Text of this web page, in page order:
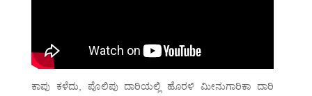
ಕಾಪು ಕಳೆದು, ಪೊಲಿಪು ದಾರಿಯಲ್ಲಿ ಹೊರಳಿ ಮೀನುಗಾರಿಕಾ ದಾರಿ